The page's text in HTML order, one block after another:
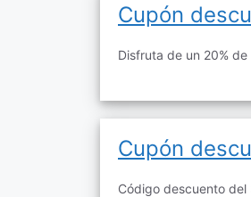
Cupón
Disfruta de un 20%
Cupón
Código descuento